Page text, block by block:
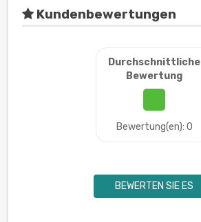
Kundenbewertungen
Durchschnittliche
Bewertung
Bewertung(en): 0
BEWERTEN SIE ES